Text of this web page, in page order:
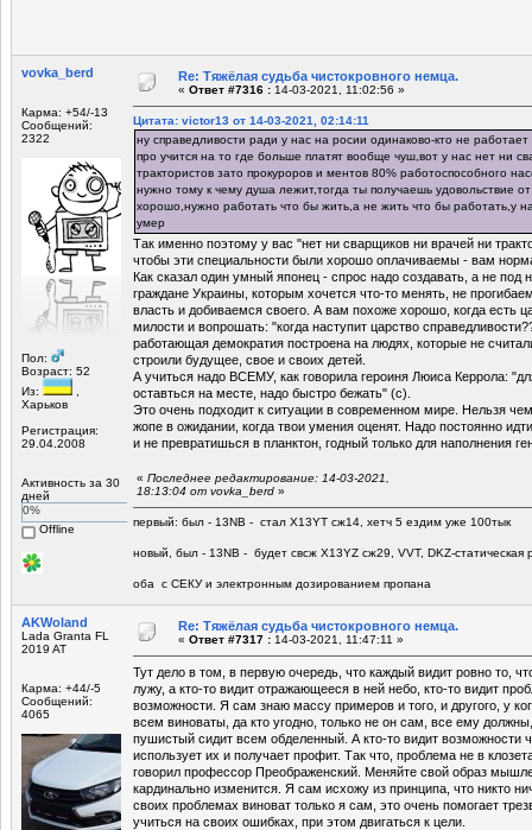
vovka_berd
Карма: +54/-13
Сообщений:
2322
Пол:
Возраст: 52
Из:
Харьков
Регистрация:
29.04.2008
Активность за 30
дней
0%
Offline
Re: Тяжёлая судьба чистокровного немца.
« Ответ #7316 : 14-03-2021, 11:02:56 »
Цитата: victor13 от 14-03-2021, 02:14:11
ну справедливости ради у нас на росии одинаково-кто не
про учится на то где больше платят вообще чуш,вот у нас нет ни
трактористов зато прокуроров и ментов 80% работоспособного
нужно тому к чему душа лежит,тогда ты получаешь удовольствие
хорошо,нужно работать что бы жить,а не жить что бы работать,у
умер
Так именно поэтому у вас "нет ни сварщиков ни врачей ни
чтобы эти специальности были хорошо оплачиваемы - вам
Как сказал один умный японец - спрос надо создавать, а не под
граждане Украины, которым хочется что-то менять, не
власть и добиваемся своего. А вам похоже хорошо, когда есть
милости и вопрошать: "когда наступит царство
работающая демократия построена на людях, которые не
строили будущее, свое и своих детей.
А учиться надо ВСЕМУ, как говорила героиня Люиса Керрола:
оставться на месте, надо быстро бежать" (с).
Это очень подходит к ситуации в современном мире. Нельзя
жопе в ожидании, когда твои умения оценят. Надо постоянно
и не превратишься в планктон, годный только для наполнения
« Последнее редактирование: 14-03-2021,
18:13:04 от vovka_berd »
первый: был - 13NB - стал Х13YT сж14, хетч 5 ездим уже 100тык
новый, был - 13NB - будет свсж Х13YZ сж29, VVT, DKZ-статическая
оба с СЕКУ и электронным дозированием пропана
AKWoland
Lada Granta FL
2019 AT
Карма: +44/-5
Сообщений:
4065
Re: Тяжёлая судьба чистокровного немца.
« Ответ #7317 : 14-03-2021, 11:47:11 »
Тут дело в том, в первую очередь, что каждый видит ровно то,
лужу, а кто-то видит отражающееся в ней небо, кто-то видит
возможности. Я сам знаю массу примеров и того, и другого, у
всем виноваты, да кто угодно, только не он сам, все ему
пушистый сидит всем обделенный. А кто-то видит возможности
использует их и получает профит. Так что, проблема не в
говорил профессор Преображенский. Меняйте свой образ
кардинально изменится. Я сам исхожу из принципа, что никто
своих проблемах виноват только я сам, это очень помогает
учиться на своих ошибках, при этом двигаться к цели.